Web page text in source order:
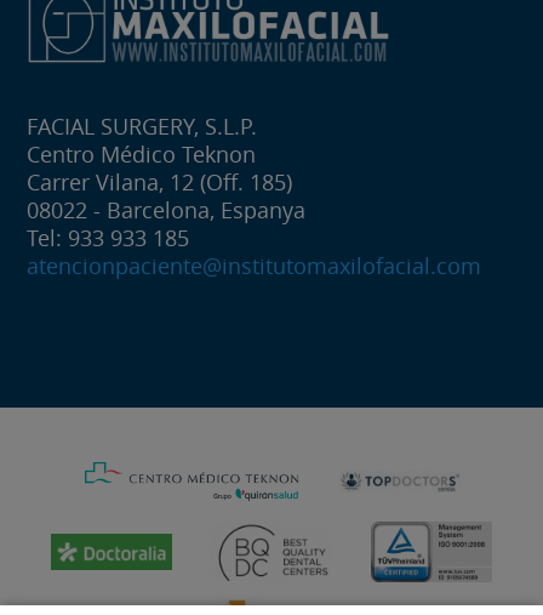
FACIAL SURGERY, S.L.P.
Centro Médico Teknon
Carrer Vilana, 12 (Off. 185)
08022 - Barcelona, Espanya
Tel: 933 933 185
atencionpaciente@institutomaxilofacial.com